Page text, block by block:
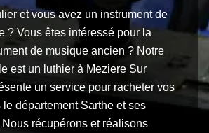
et vous avez un instrument de
? Vous êtes intéressé pour la
de musique ancien ? Notre
est un luthier à Meziere Sur
un service pour racheter vos
département Sarthe et ses
récupérons et réalisons